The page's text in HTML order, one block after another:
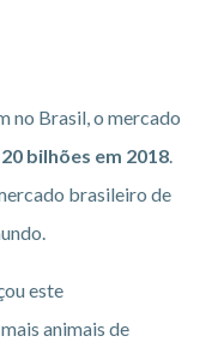
no Brasil, o mercado
bilhões em 2018.
brasileiro de
este
animais de